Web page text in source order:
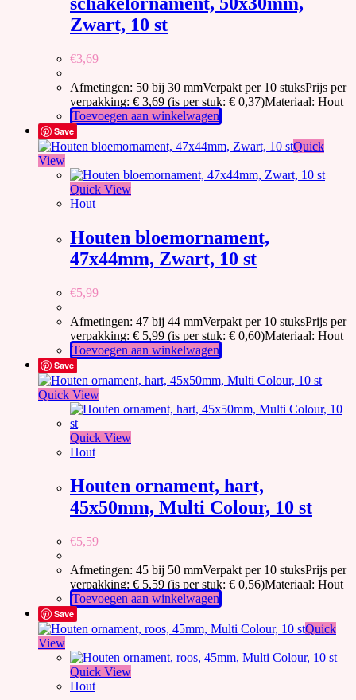
Zwart, 10 st
€3,69
Afmetingen: 50 bij 30 mmVerpakt per 10 stuksPrijs per
verpakking: € 3,69 (is per stuk: € 0,37)Materiaal: Hout
Toevoegen aan winkelwagen
Save
Quick
View
Quick View
Hout
Houten bloemornament,
47x44mm, Zwart, 10 st
€5,99
Afmetingen: 47 bij 44 mmVerpakt per 10 stuksPrijs per
verpakking: € 5,99 (is per stuk: € 0,60)Materiaal: Hout
Toevoegen aan winkelwagen
Save
Quick View
Quick View
Hout
Houten ornament, hart,
45x50mm, Multi Colour, 10 st
€5,59
Afmetingen: 45 bij 50 mmVerpakt per 10 stuksPrijs per
verpakking: € 5,59 (is per stuk: € 0,56)Materiaal: Hout
Toevoegen aan winkelwagen
Save
Quick
View
Quick View
Hout